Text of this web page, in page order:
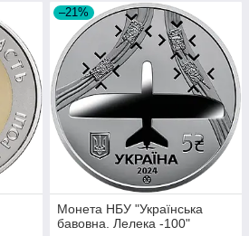
–21%
Монета НБУ "Українська
бавовна. Лелека -100"